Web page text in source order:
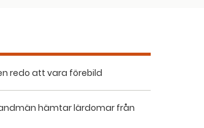
redo att vara förebild
hämtar lärdomar från